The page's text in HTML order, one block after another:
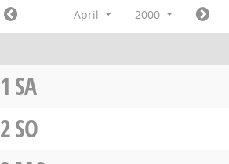
April 2000
1 SA
2SO